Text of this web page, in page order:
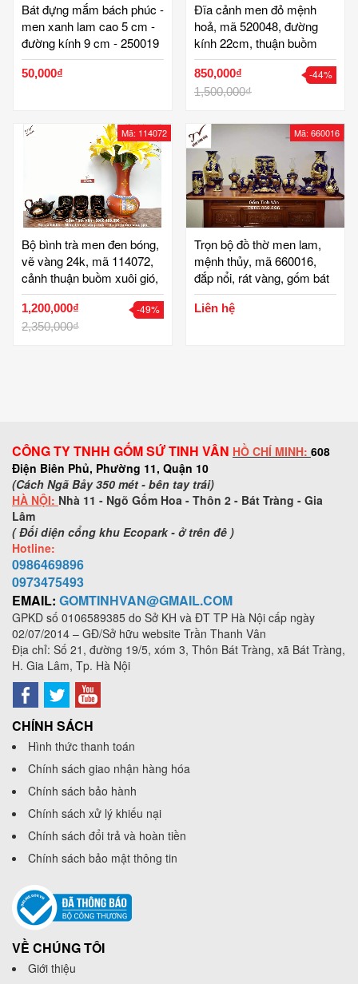
Bát đựng mắm bách phúc -
men xanh lam cao 5 cm -
đường kính 9 cm - 250019
50,000₫
Đĩa cảnh men đỏ mệnh
hoả, mã 520048, đường
kính 22cm, thuận buồm
xuôi gió vẽ vàng 24k, trưng
bày, quà biếu tặng sang
trọng, gốm bát tràng cao
850,000₫
1,500,000₫
-44%
Mã: 114072
Bộ bình trà men đen bóng,
vẽ vàng 24k, mã 114072,
cảnh thuận buồm xuôi gió,
ấm chén 500ml gốm bát
tràng tinh vân
1,200,000₫
2,350,000₫
-49%
Mã: 660016
Trọn bộ đồ thờ men lam,
mệnh thủy, mã 660016,
đắp nổi, rát vàng, gốm bát
tràng cao cấp, gốm tinh
vân
Liên hệ
CÔNG TY TNHH GỐM SỨ TINH VÂN HỒ CHÍ MINH: 608
Điện Biên Phủ, Phường 11, Quận 10
(Cách Ngã Bảy 350 mét - bên tay trái)
HÀ NỘI: Nhà 11 - Ngõ Gốm Hoa - Thôn 2 - Bát Tràng - Gia
Lâm
( Đối diện cổng khu Ecopark - ở trên đê )
Hotline:
0986469896
0973475493
EMAIL: GOMTINHVAN@GMAIL.COM
GPKD số 0106589385 do Sở KH và ĐT TP Hà Nội cấp ngày
02/07/2014 – GĐ/Sở hữu website Trần Thanh Vân
Địa chỉ: Số 21, đường 19/5, xóm 3, Thôn Bát Tràng, xã Bát Tràng,
H. Gia Lâm, Tp. Hà Nội
CHÍNH SÁCH
Hình thức thanh toán
Chính sách giao nhận hàng hóa
Chính sách bảo hành
Chính sách xử lý khiếu nại
Chính sách đổi trả và hoàn tiền
Chính sách bảo mật thông tin
VỀ CHÚNG TÔI
Giới thiệu